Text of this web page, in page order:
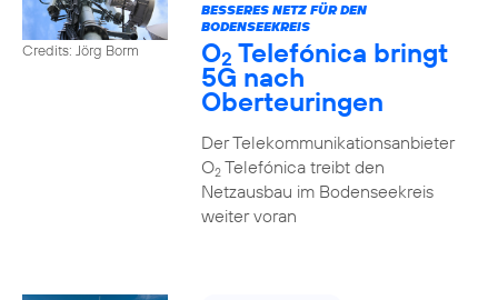
Credits: Jörg Borm
BESSERES NETZ FÜR DEN
BODENSEEKREIS
O2 Telefónica bringt
5G nach
Oberteuringen
Der Telekommunikationsanbieter
O2Telefónica treibt den
Netzausbau im Bodenseekreis
weiter voran